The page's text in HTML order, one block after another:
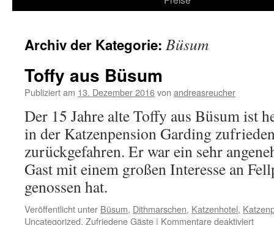
Archiv der Kategorie: Büsum
Toffy aus Büsum
Publiziert am 13. Dezember 2016von andreasreucher
Der 15 Jahre alte Toffy aus Büsum ist
in der Katzenpension Garding
zurückgefahren. Er war ein sehr
Gast mit einem großen Interesse an
genossen hat.
Veröffentlicht unter Büsum, Dithmarschen, Katzenhotel,
Uncategorized, Zufriedene Gäste | Kommentare deaktiviertfür